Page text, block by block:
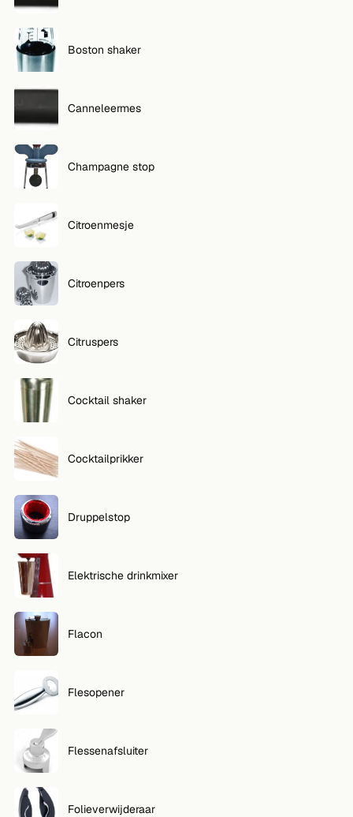
Boston shaker
Canneleermes
Champagne stop
Citroenmesje
Citroenpers
Citruspers
Cocktail shaker
Cocktailprikker
Druppelstop
Elektrische drinkmixer
Flacon
Flesopener
Flessenafsluiter
Folieverwijderaar